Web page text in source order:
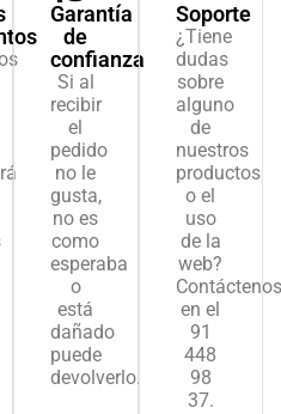
Garantía
de
confianza
Si al
recibir
el
pedido
no le
gusta,
no es
como
esperaba
o
está
dañado
puede
devolverlo.
Soporte
¿Tiene
dudas
sobre
alguno
de
nuestros
productos
o el
uso
de la
web?
Contáctenos
en el
91
448
98
37.